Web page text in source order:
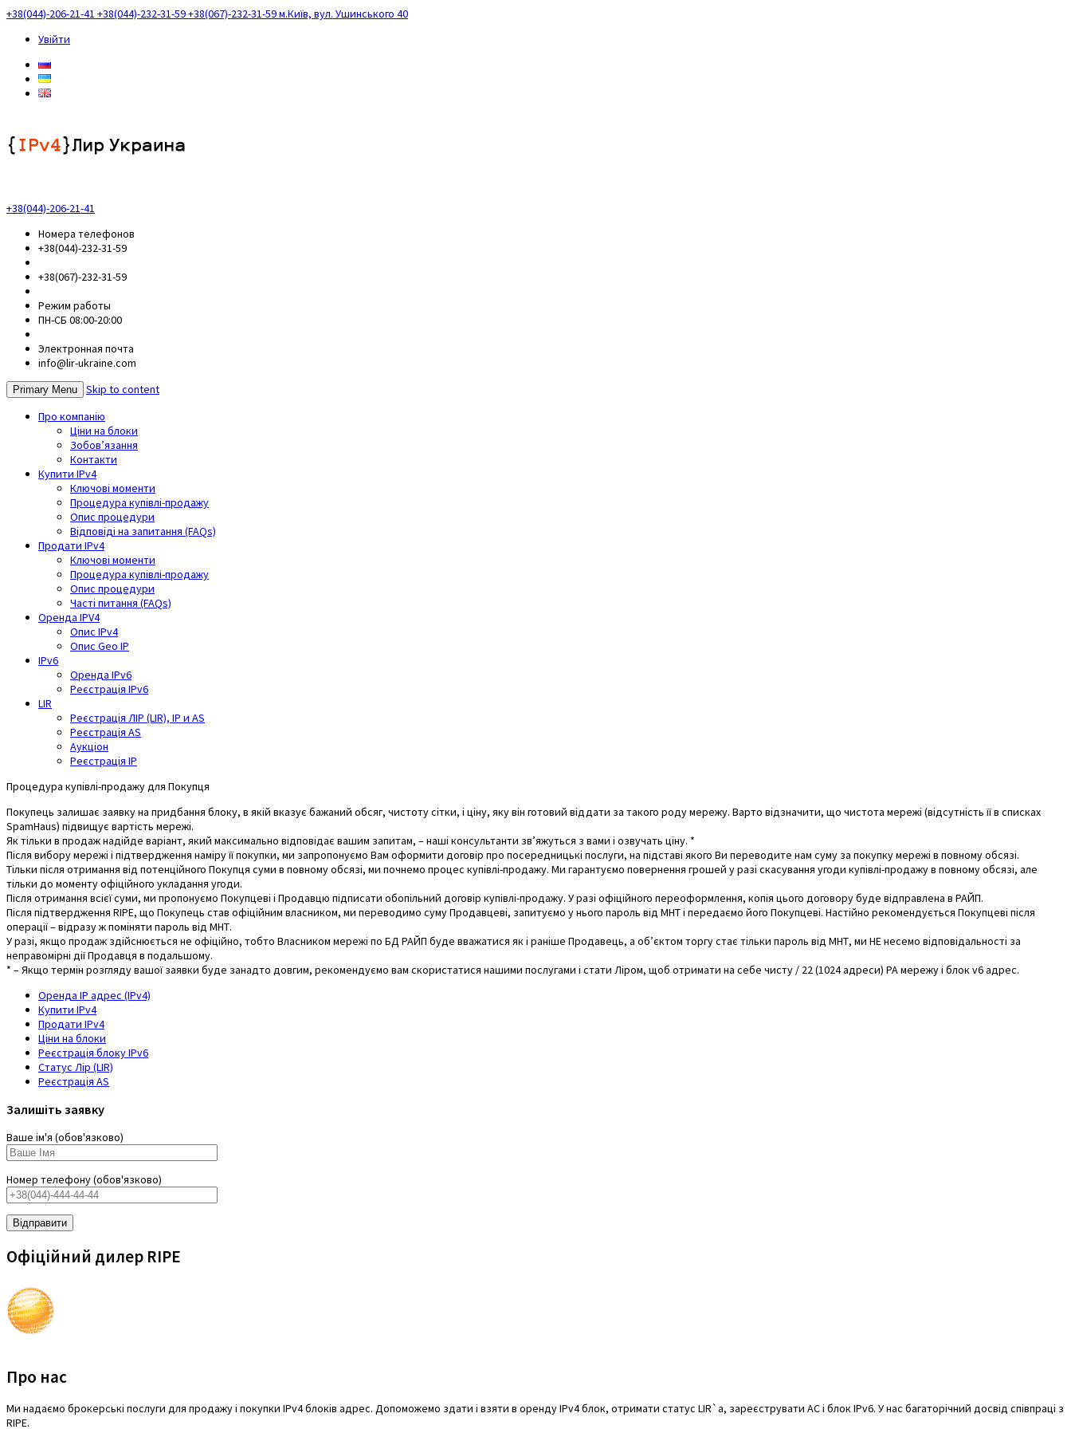
+38(044)-206-21-41 +38(044)-232-31-59+38(067)-232-31-59м.Київ, вул. Ушинського 40
Увійти
+38(044)-206-21-41
Номера телефонов
+38(044)-232-31-59
+38(067)-232-31-59
Режим работы
ПН-СБ 08:00-20:00
Электронная почта
info@lir-ukraine.com
Primary Menu
Skip to content
Про компанію
Ціни на блоки
Зобов’язання
Контакти
Купити IPv4
Ключові моменти
Процедура купівлі-продажу
Опис процедури
Відповіді на запитання (FAQs)
Продати IPv4
Ключові моменти
Процедура купівлі-продажу
Опис процедури
Часті питання (FAQs)
Оренда IPV4
Опис IPv4
Опис Geo IP
IPv6
Оренда IPv6
Реєстрація IPv6
LIR
Реєстрація ЛІР (LIR), IP и AS
Реєстрація AS
Аукціон
Реєстрація IP
Процедура купівлі-продажу для Покупця
Покупець залишає заявку на придбання блоку, в якій вказує бажаний обсяг, чистоту сітки, і ціну, яку він готовий віддати за такого роду мережу. Варто відзначити, що чистота мережі (відсутність її в списках
SpamHaus) підвищує вартість мережі.
Як тільки в продаж надійде варіант, який максимально відповідає вашим запитам, – наші консультанти зв’яжуться з вами і озвучать ціну. *
Після вибору мережі і підтвердження наміру її покупки, ми запропонуємо Вам оформити договір про посередницькі послуги, на підставі якого Ви переводите нам суму за покупку мережі в повному обсязі.
Тільки після отримання від потенційного Покупця суми в повному обсязі, ми почнемо процес купівлі-продажу. Ми гарантуємо повернення грошей у разі скасування угоди купівлі-продажу в повному обсязі, але
тільки до моменту офіційного укладання угоди.
Після отримання всієї суми, ми пропонуємо Покупцеві і Продавцю підписати обопільний договір купівлі-продажу. У разі офіційного переоформлення, копія цього договору буде відправлена ​​в РАЙП.
Після підтвердження RIPE, що Покупець став офіційним власником, ми переводимо суму Продавцеві, запитуємо у нього пароль від МНТ і передаємо його Покупцеві. Настійно рекомендується Покупцеві після
операції – відразу ж поміняти пароль від МНТ.
У разі, якщо продаж здійснюється не офіційно, тобто Власником мережі по БД РАЙП буде вважатися як і раніше Продавець, а об’єктом торгу стає тільки пароль від МНТ, ми НЕ несемо відповідальності за
неправомірні дії Продавця в подальшому.
* – Якщо термін розгляду вашої заявки буде занадто довгим, рекомендуємо вам скористатися нашими послугами і стати Ліром, щоб отримати на себе чисту / 22 (1024 адреси) РА мережу і блок v6 адрес.
Оренда IP адрес (IPv4)
Купити IPv4
Продати IPv4
Ціни на блоки
Реєстрація блоку IPv6
Статус Лір (LIR)
Реєстрація AS
Залишіть заявку
Ваше ім'я (обов'язково)
Номер телефону (обов'язково)
Офіційний дилер RIPE
Про нас
Mи надаємо брокерські послуги для продажу і покупки IPv4 блоків адрес. Допоможемо здати і взяти в оренду IPv4 блок, отримати статус LIR`a, зареєструвати АС і блок IPv6. У нас багаторічний досвід співпраці з
RIPE.